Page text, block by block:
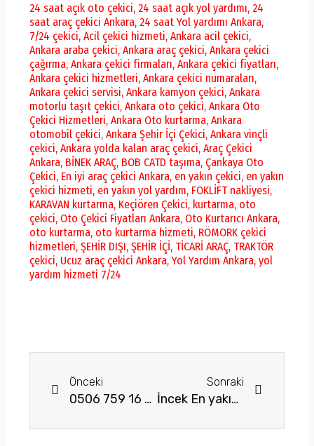
24 saat açık oto çekici, 24 saat açık yol yardımı, 24
saat araç çekici Ankara, 24 saat Yol yardımı Ankara,
7/24 çekici,Acil çekici hizmeti,Ankara acil çekici,
Ankara araba çekici,Ankara araç çekici,Ankara çekici
çağırma,Ankara çekici firmaları,Ankara çekici fiyatları,
Ankara çekici hizmetleri,Ankara çekici numaraları,
Ankara çekici servisi,Ankara kamyon çekici,Ankara
motorlu taşıt çekici,Ankara oto çekici,Ankara Oto
Çekici Hizmetleri,Ankara Oto kurtarma,Ankara
otomobil çekici,Ankara Şehir İçi Çekici,Ankara vinçli
çekici,Ankara yolda kalan araç çekici,Araç Çekici
Ankara, BİNEK ARAÇ, BOB CATD taşıma, Çankaya Oto
Çekici, En iyi araç çekici Ankara, en yakın çekici, en yakın
çekici hizmeti, en yakın yol yardım, FOKLİFT nakliyesi,
KARAVAN kurtarma, Keçiören Çekici, kurtarma, oto
çekici, Oto Çekici Fiyatları Ankara, Oto Kurtarıcı Ankara,
oto kurtarma, oto kurtarma hizmeti, RÖMORK çekici
hizmetleri,ŞEHİR DIŞI,ŞEHİR İÇİ, TİCARİ ARAÇ, TRAKTÖR
çekici, Ucuz araç çekici Ankara,Yol Yardım Ankara,yol
yardım hizmeti 7/24
Önceki
0506 759 16 18 Gölbaşı Oto Çekici Firması
Sonraki
İncek En yakın Çekici